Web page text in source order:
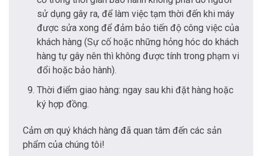
sử dụng gây ra, để làm việc tạm thời đến khi máy
được sửa xong để đảm bảo tiến độ công việc của
khách hàng (Sự cố hoặc những hỏng hóc do khách
hàng tự gây nên thì không được tính trong phạm vi
đổi hoặc bảo hành).
Thời điểm giao hàng: ngay sau khi đặt hàng hoặc
ký hợp đồng.
Cảm ơn quý khách hàng đã quan tâm đến các sản
phẩm của chúng tôi!